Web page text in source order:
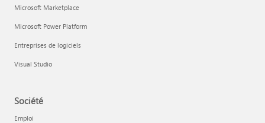
Microsoft Marketplace
Microsoft Power Platform
Entreprises de logiciels
Visual Studio
Société
Emploi